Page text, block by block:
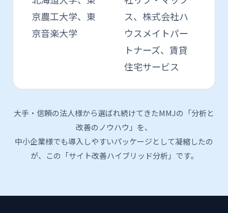
京農工大学、東
京音楽大学
ス、株式会社ハ
ウスメイトパー
トナーズ、賃貸
住宅サービス
大手・信頼の法人様から選ばれ続けてきたMMJの「分析と
改善のノウハウ」を、
中小企業様でも導入しやすいパッケージとして凝縮したの
が、この「サイト改善ハイブリッド分析」です。